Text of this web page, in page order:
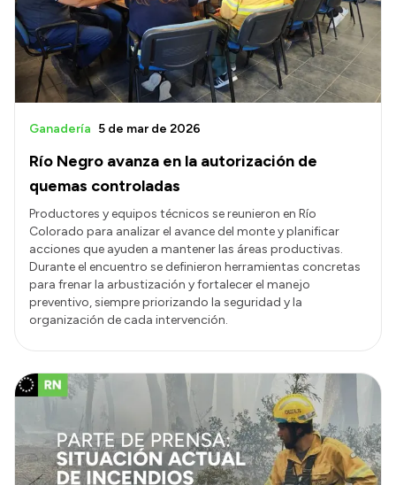
Río Negro avanza en la autorización de
quemas controladas
Ganadería 5 de mar de 2026
Productores y equipos técnicos se reunieron en Río
Colorado para analizar el avance del monte y planificar
acciones que ayuden a mantener las áreas productivas.
Durante el encuentro se definieron herramientas concretas
para frenar la arbustización y fortalecer el manejo
preventivo, siempre priorizando la seguridad y la
organización de cada intervención.